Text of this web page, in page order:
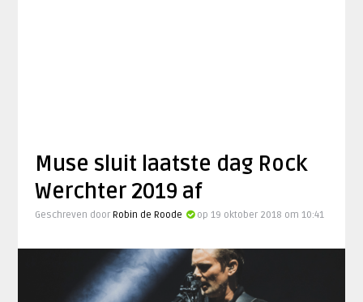
Muse sluit laatste dag Rock
Werchter 2019 af
Geschreven door Robin de Roode op 19 oktober 2018 om 10:41